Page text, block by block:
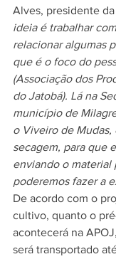
Alves, presidente da
ideia é trabalhar
relacionar algumas
que é o foco do
(Associação dos
do Jatobá). Lá na
município de
o Viveiro de Mudas,
secagem, para que
enviando o material
poderemos fazer a
De acordo com o
cultivo, quanto o
acontecerá na
será transportado